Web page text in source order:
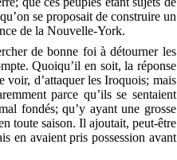
se proposait de construire un
de la Nouvelle-York.
de bonne foi à détourner les
Quoiqu’il en soit, la réponse
voir, d’attaquer les Iroquois; mais
parce qu’ils se sentaient
fondés; qu’y ayant une grosse
toute saison. Il ajoutait, peut-être
en avaient pris possession avant